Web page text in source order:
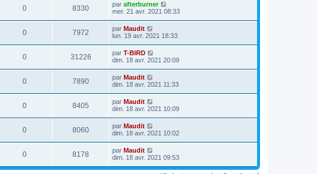
0 8330 par afterburner
mer. 21 avr. 2021 08:33
0 7972 par Maudit
lun. 19 avr. 2021 18:33
0 31226 par T-BIRD
dim. 18 avr. 2021 20:09
0 7890 par Maudit
dim. 18 avr. 2021 11:33
0 8405 par Maudit
dim. 18 avr. 2021 10:09
0 8060 par Maudit
dim. 18 avr. 2021 10:02
0 8178 par Maudit
dim. 18 avr. 2021 09:53